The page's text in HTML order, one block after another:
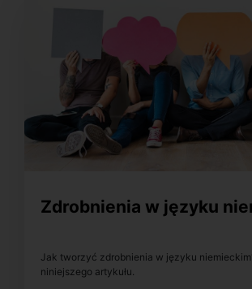
Zdrobnienia w języku
Jak tworzyć zdrobnienia w języku
niniejszego artykułu.